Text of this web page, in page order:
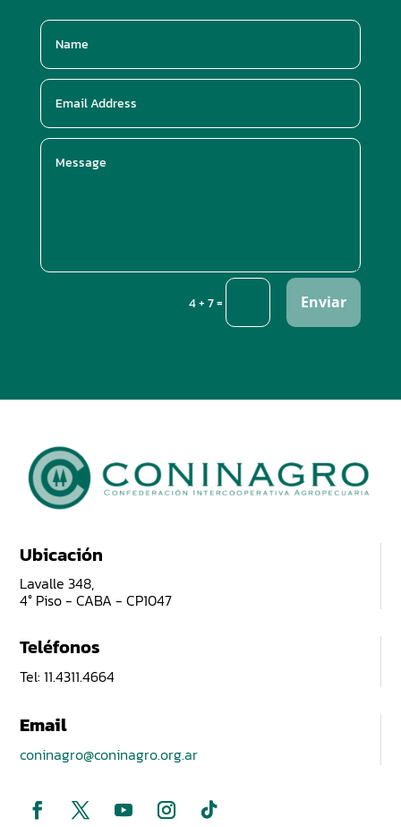
4 + 7= Enviar
Ubicación
Lavalle 348,
4° Piso - CABA - CP1047
Teléfonos
Tel: 11.4311.4664
Email
coninagro@coninagro.org.ar